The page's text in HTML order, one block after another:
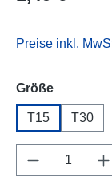
Preise inkl.
Größe
T15 T30
Produkt